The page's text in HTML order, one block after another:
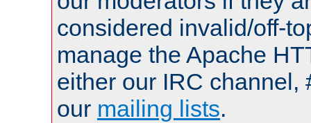
considered invalid/off-
manage the Apache
either our IRC channel,
our mailing lists.